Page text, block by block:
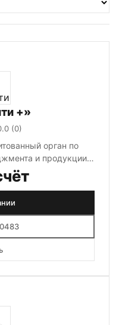
+»
(0)
орган по
и продукции.
году на б...